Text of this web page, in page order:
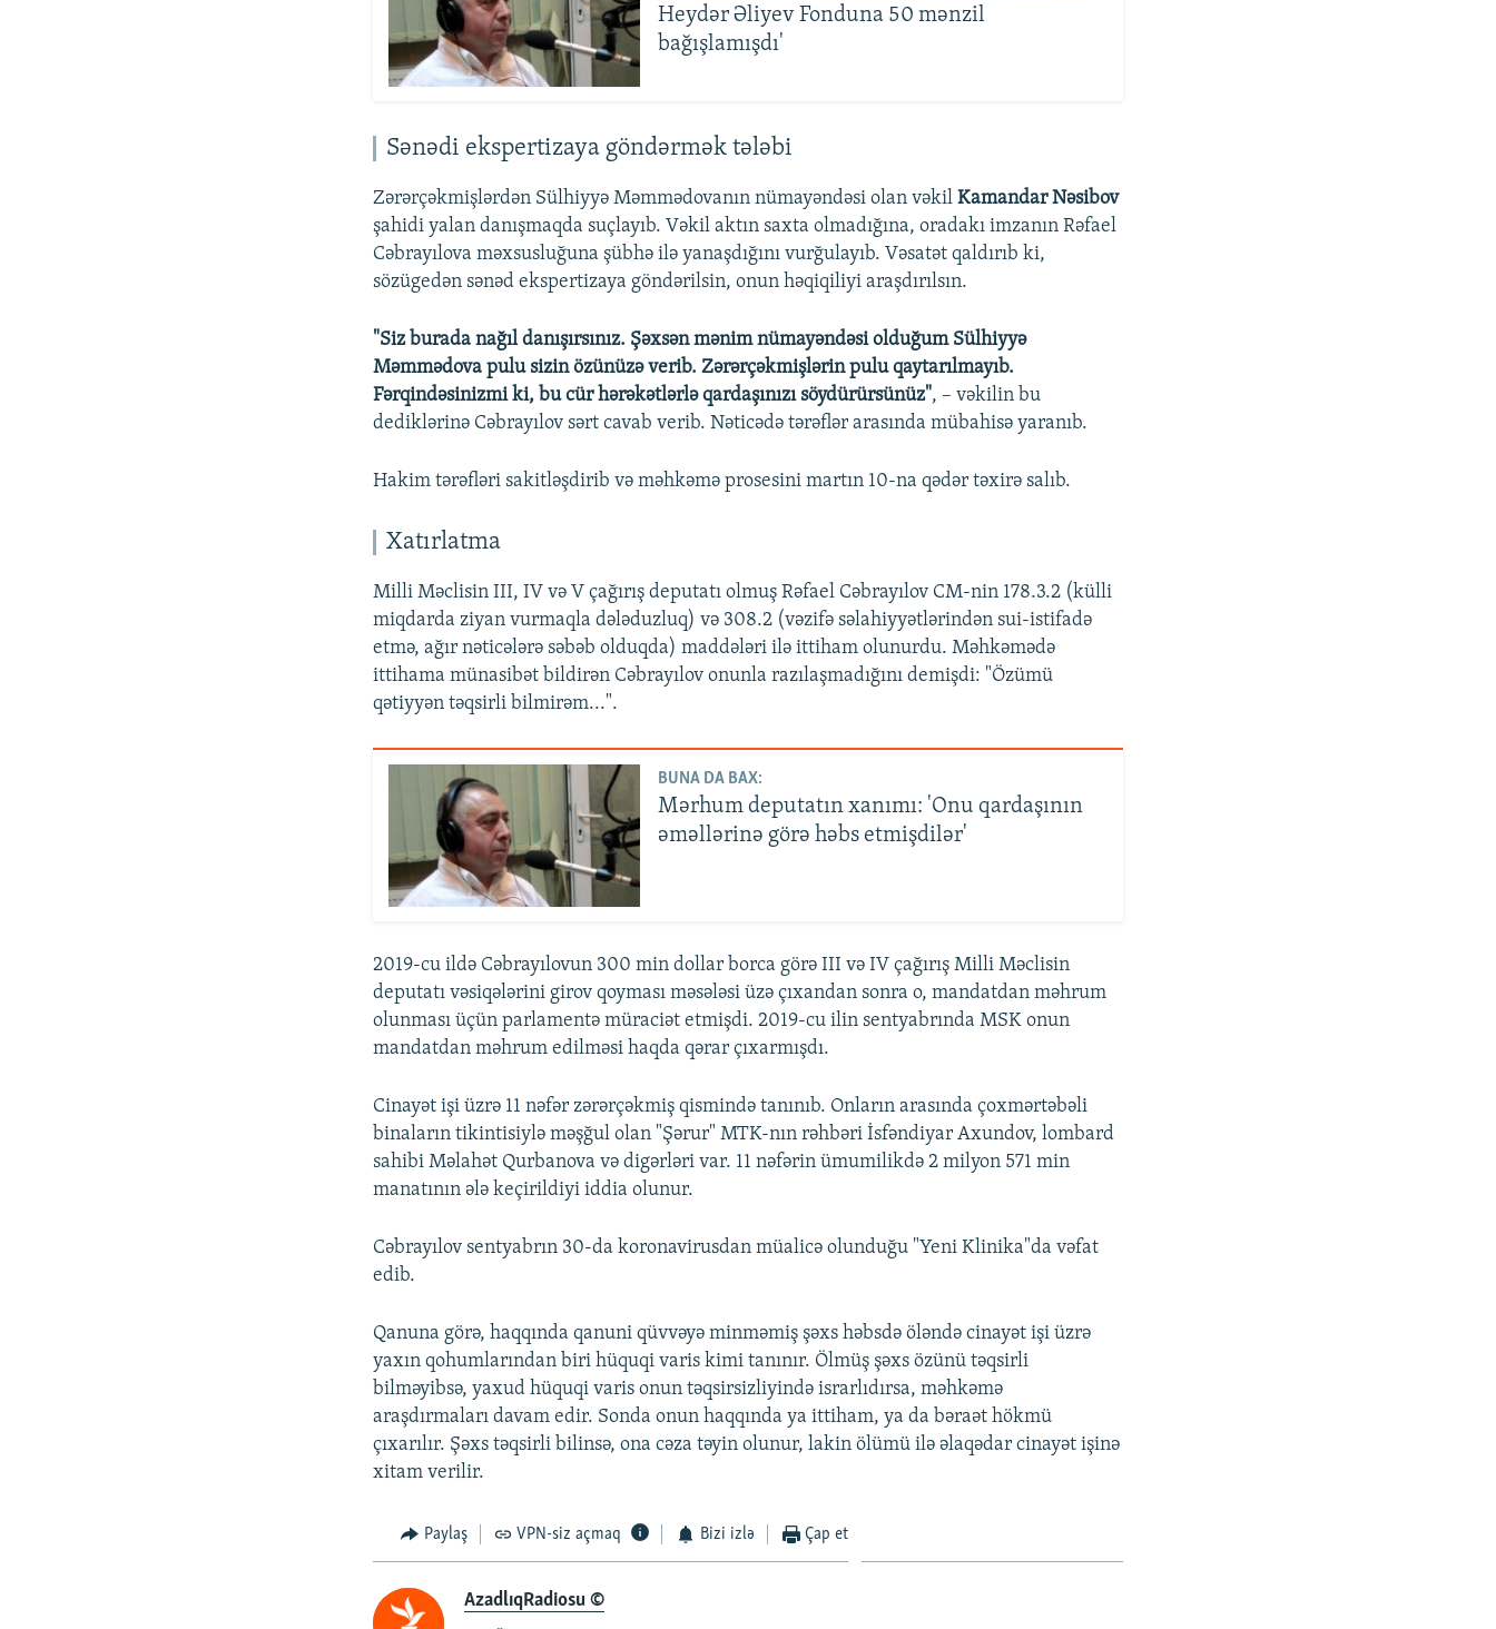
Heydər Əliyev Fonduna 50 mənzil
bağışlamışdı'
Sənədi ekspertizaya göndərmək tələbi
Zərərçəkmişlərdən Sülhiyyə Məmmədovanın nümayəndəsi olan vəkilKamandar Nəsibov
şahidi yalan danışmaqda suçlayıb. Vəkil aktın saxta olmadığına, oradakı imzanın Rəfael
Cəbrayılova məxsusluğuna şübhə ilə yanaşdığını vurğulayıb. Vəsatət qaldırıb ki,
sözügedən sənəd ekspertizaya göndərilsin, onun həqiqiliyi araşdırılsın.
"Siz burada nağıl danışırsınız. Şəxsən mənim nümayəndəsi olduğum Sülhiyyə
Məmmədova pulu sizin özünüzə verib. Zərərçəkmişlərin pulu qaytarılmayıb.
Fərqindəsinizmi ki, bu cür hərəkətlərlə qardaşınızı söydürürsünüz", – vəkilin bu
dediklərinə Cəbrayılov sərt cavab verib. Nəticədə tərəflər arasında mübahisə yaranıb.
Hakim tərəfləri sakitləşdirib və məhkəmə prosesini martın 10-na qədər təxirə salıb.
Xatırlatma
Milli Məclisin III, IV və V çağırış deputatı olmuş Rəfael Cəbrayılov CM-nin 178.3.2 (külli
miqdarda ziyan vurmaqla dələduzluq) və 308.2 (vəzifə səlahiyyətlərindən sui-istifadə
etmə, ağır nəticələrə səbəb olduqda) maddələri ilə ittiham olunurdu. Məhkəmədə
ittihama münasibət bildirən Cəbrayılov onunla razılaşmadığını demişdi: "Özümü
qətiyyən təqsirli bilmirəm...".
BUNA DA BAX:
Mərhum deputatın xanımı: 'Onu qardaşının
əməllərinə görə həbs etmişdilər'
2019-cu ildə Cəbrayılovun 300 min dollar borca görə III və IV çağırış Milli Məclisin
deputatı vəsiqələrini girov qoyması məsələsi üzə çıxandan sonra o, mandatdan məhrum
olunması üçün parlamentə müraciət etmişdi. 2019-cu ilin sentyabrında MSK onun
mandatdan məhrum edilməsi haqda qərar çıxarmışdı.
Cinayət işi üzrə 11 nəfər zərərçəkmiş qismində tanınıb. Onların arasında çoxmərtəbəli
binaların tikintisiylə məşğul olan "Şərur" MTK-nın rəhbəri İsfəndiyar Axundov, lombard
sahibi Məlahət Qurbanova və digərləri var. 11 nəfərin ümumilikdə 2 milyon 571 min
manatının ələ keçirildiyi iddia olunur.
Cəbrayılov sentyabrın 30-da koronavirusdan müalicə olunduğu "Yeni Klinika"da vəfat
edib.
Qanuna görə, haqqında qanuni qüvvəyə minməmiş şəxs həbsdə öləndə cinayət işi üzrə
yaxın qohumlarından biri hüquqi varis kimi tanınır. Ölmüş şəxs özünü təqsirli
bilməyibsə, yaxud hüquqi varis onun təqsirsizliyində israrlıdırsa, məhkəmə
araşdırmaları davam edir. Sonda onun haqqında ya ittiham, ya da bəraət hökmü
çıxarılır. Şəxs təqsirli bilinsə, ona cəza təyin olunur, lakin ölümü ilə əlaqədar cinayət işinə
xitam verilir.
Paylaş VPN-siz açmaq Bizi izlə Çap et
AzadlıqRadiosu ©